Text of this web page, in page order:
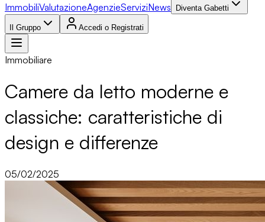
ImmobiliValutazioneAgenzieServiziNews Diventa Gabetti
Il Gruppo Accedi o Registrati
Immobiliare
Camere da letto moderne e
classiche: caratteristiche di
design e differenze
05/02/2025